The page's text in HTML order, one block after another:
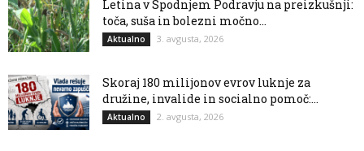
Letina v Spodnjem Podravju na preizkušnji:
toča, suša in bolezni močno...
Aktualno 3. avgusta, 2026
Skoraj 180 milijonov evrov luknje za
družine, invalide in socialno pomoč:...
Aktualno 2. avgusta, 2026